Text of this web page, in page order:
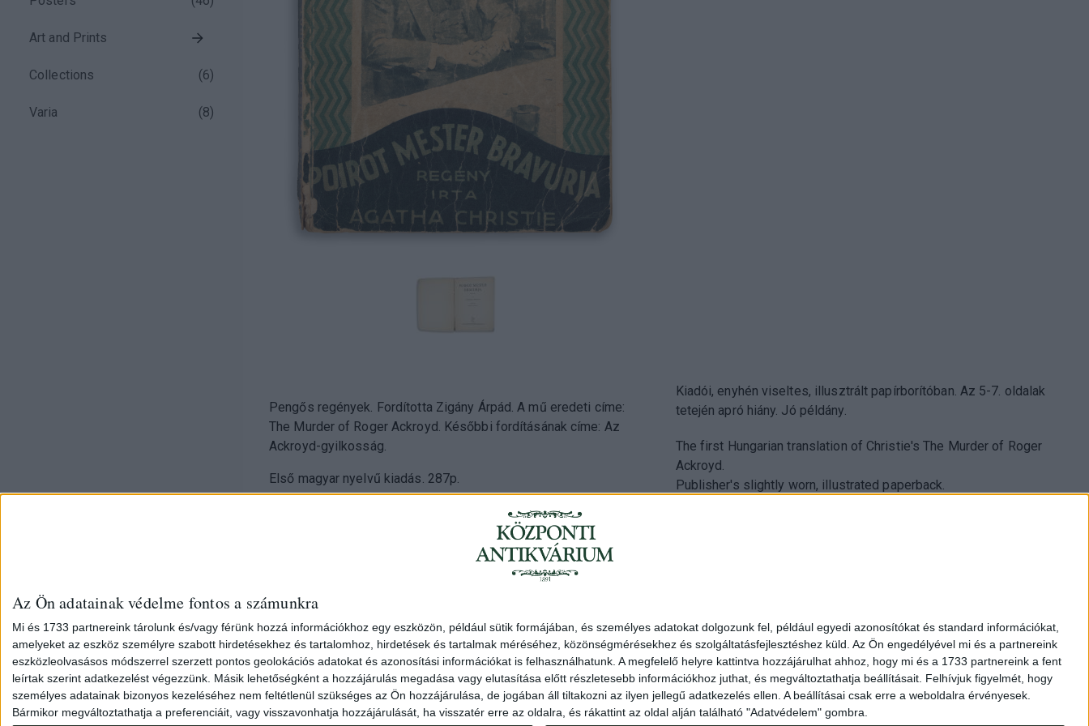
Az Ön adatainak védelme fontos a számunkra
Mi és 1733 partnereink tárolunk és/vagy férünk hozzá információkhoz egy eszközön, például sütik formájában, és személyes adatokat dolgozunk fel, például egyedi azonosítókat és standard információkat,
amelyeket az eszköz személyre szabott hirdetésekhez és tartalomhoz, hirdetések és tartalmak méréséhez, közönségmérésekhez és szolgáltatásfejlesztéshez küld. Az Ön engedélyével mi és a partnereink
eszközleolvasásos módszerrel szerzett pontos geolokációs adatokat és azonosítási információkat is felhasználhatunk. A megfelelő helyre kattintva hozzájárulhat ahhoz, hogy mi és a 1733 partnereink a fent
leírtak szerint adatkezelést végezzünk. Másik lehetőségként a hozzájárulás megadása vagy elutasítása előtt részletesebb információkhoz juthat, és megváltoztathatja beállításait. Felhívjuk figyelmét, hogy
személyes adatainak bizonyos kezeléséhez nem feltétlenül szükséges az Ön hozzájárulása, de jogában áll tiltakozni az ilyen jellegű adatkezelés ellen. A beállításai csak erre a weboldalra érvényesek.
Bármikor megváltoztathatja a preferenciáit, vagy visszavonhatja hozzájárulását, ha visszatér erre az oldalra, és rákattint az oldal alján található "Adatvédelem" gombra.
Art and Prints
Collections (6)
Varia (8)
Pengős regények. Fordította Zigány Árpád. A mű eredeti címe:
The Murder of Roger Ackroyd. Későbbi fordításának címe: Az
Ackroyd-gyilkosság.
Első magyar nyelvű kiadás. 287p.
Kiadói, enyhén viseltes, illusztrált papírborítóban. Az 5-7. oldalak
tetején apró hiány. Jó példány.
The first Hungarian translation of Christie's The Murder of Roger
Ackroyd.
Publisher's slightly worn, illustrated paperback.
Address
: Hungary, 1053 Budapest, Múzeum krt. 13-15.
Telephone: +36 1 317 3514
Open: monday-friday 10-18, saturday 10-14
Email : eladas@kozpontiantikvarium.hu